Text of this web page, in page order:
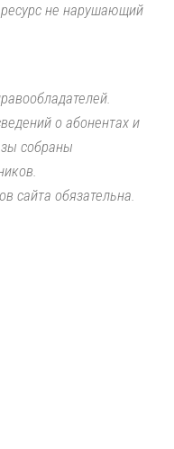
не нарушающий
о абонентах и
собраны
сайта обязательна.